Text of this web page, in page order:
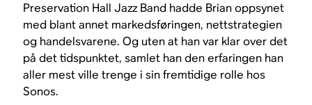
Preservation Hall Jazz Band hadde Brian oppsynet
med blant annet markedsføringen, nettstrategien
og handelsvarene. Og uten at han var klar over det
på det tidspunktet, samlet han den erfaringen han
aller mest ville trenge i sin fremtidige rolle hos
Sonos.